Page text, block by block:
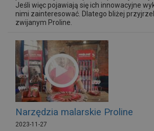
Jeśli więc pojawiają się ich innowacyjne
nimi zainteresować. Dlatego bliżej
zwijanym Proline.
Narzędzia malarskie Proline
2023-11-27